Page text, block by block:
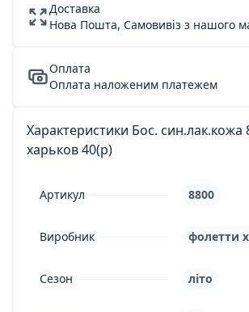
Доставка
Нова Пошта, Самовивіз з нашого
Оплата
Оплата наложеним платежем
Характеристики Бос. син.лак.кожа
харьков 40(р)
Артикул 8800
Виробник фолетти
Сезон літо